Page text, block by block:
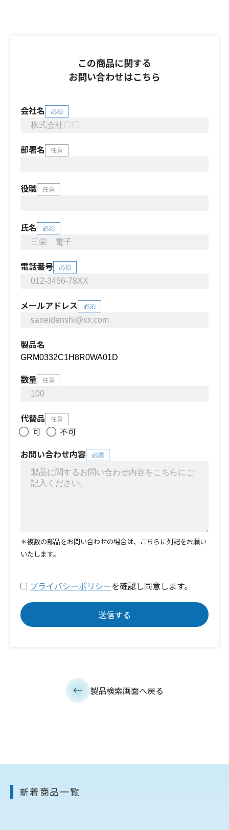
この商品に関する
お問い合わせはこちら
会社名 必須
部署名 任意
役職 任意
氏名 必須
電話番号 必須
メールアドレス 必須
製品名
数量 任意
代替品 任意
可
不可
お問い合わせ内容
必須
＊複数の部品をお問い合わせの場合は、こちらに列記をお願い
いたします。
プライバシーポリシーを確認し同意します。
製品検索画面へ戻る
新着商品一覧